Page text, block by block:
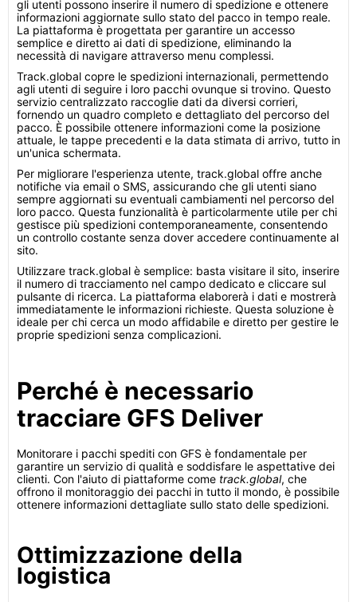
gli utenti possono inserire il numero di spedizione e ottenere
informazioni aggiornate sullo stato del pacco in tempo reale.
La piattaforma è progettata per garantire un accesso
semplice e diretto ai dati di spedizione, eliminando la
necessità di navigare attraverso menu complessi.
Track.global copre le spedizioni internazionali, permettendo
agli utenti di seguire i loro pacchi ovunque si trovino. Questo
servizio centralizzato raccoglie dati da diversi corrieri,
fornendo un quadro completo e dettagliato del percorso del
pacco. È possibile ottenere informazioni come la posizione
attuale, le tappe precedenti e la data stimata di arrivo, tutto in
un'unica schermata.
Per migliorare l'esperienza utente, track.global offre anche
notifiche via email o SMS, assicurando che gli utenti siano
sempre aggiornati su eventuali cambiamenti nel percorso del
loro pacco. Questa funzionalità è particolarmente utile per chi
gestisce più spedizioni contemporaneamente, consentendo
un controllo costante senza dover accedere continuamente al
sito.
Utilizzare track.global è semplice: basta visitare il sito, inserire
il numero di tracciamento nel campo dedicato e cliccare sul
pulsante di ricerca. La piattaforma elaborerà i dati e mostrerà
immediatamente le informazioni richieste. Questa soluzione è
ideale per chi cerca un modo affidabile e diretto per gestire le
proprie spedizioni senza complicazioni.
Perché è necessario
tracciare GFS Deliver
Monitorare i pacchi spediti con GFS è fondamentale per
garantire un servizio di qualità e soddisfare le aspettative dei
clienti. Con l'aiuto di piattaforme come track.global, che
offrono il monitoraggio dei pacchi in tutto il mondo, è possibile
ottenere informazioni dettagliate sullo stato delle spedizioni.
Ottimizzazione della
logistica